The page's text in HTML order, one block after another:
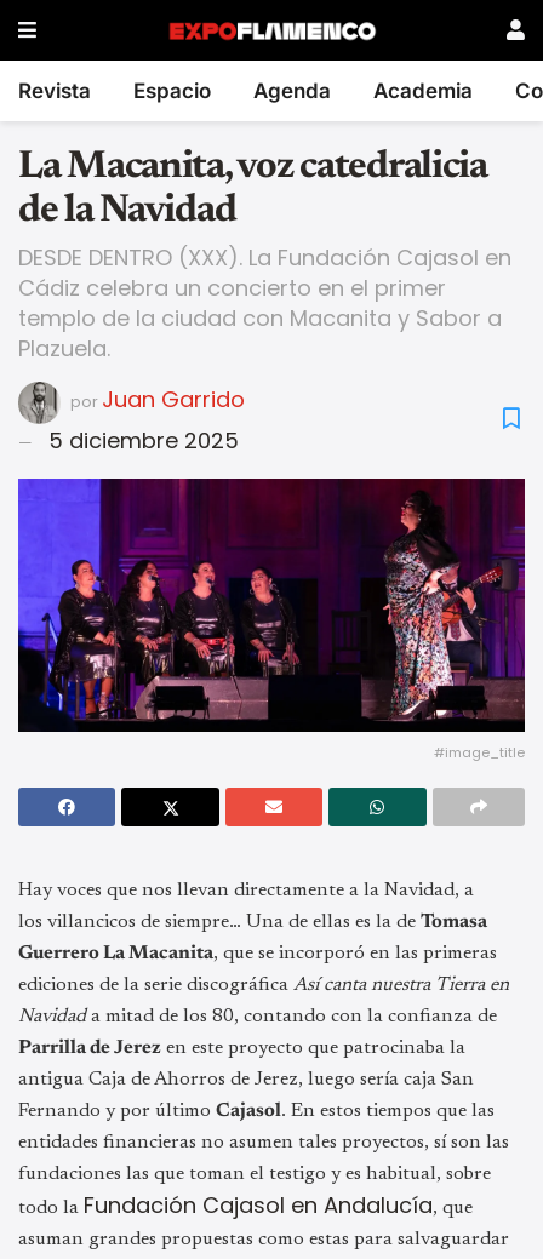
Revista Espacio Agenda Academia
La Macanita, voz catedralicia
de la Navidad
DESDE DENTRO (XXX). La Fundación Cajasol en
Cádiz celebra un concierto en el primer
templo de la ciudad con Macanita y Sabor a
Plazuela.
por Juan Garrido
5 diciembre 2025
#image_title
Hay voces que nos llevan directamente a la Navidad, a
los villancicos de siempre… Una de ellas es la de Tomasa
Guerrero La Macanita, que se incorporó en las primeras
ediciones de la serie discográfica Así canta nuestra Tierra en
Navidada mitad de los 80, contando con la confianza de
Parrilla de Jerez en este proyecto que patrocinaba la
antigua Caja de Ahorros de Jerez, luego sería caja San
Fernando y por último Cajasol. En estos tiempos que las
entidades financieras no asumen tales proyectos, sí son las
fundaciones las que toman el testigo y es habitual, sobre
todo la Fundación Cajasol en Andalucía, que
asuman grandes propuestas como estas para salvaguardar